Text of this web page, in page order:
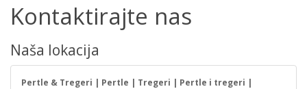
Kontaktirajte nas
Naša lokacija
Pertle & Tregeri | Pertle | Tregeri | Pertle i tregeri |